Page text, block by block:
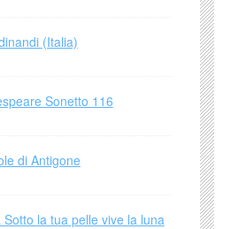
(Italia)
Sonetto 116
di Antigone
Sotto la tua pelle vive la luna